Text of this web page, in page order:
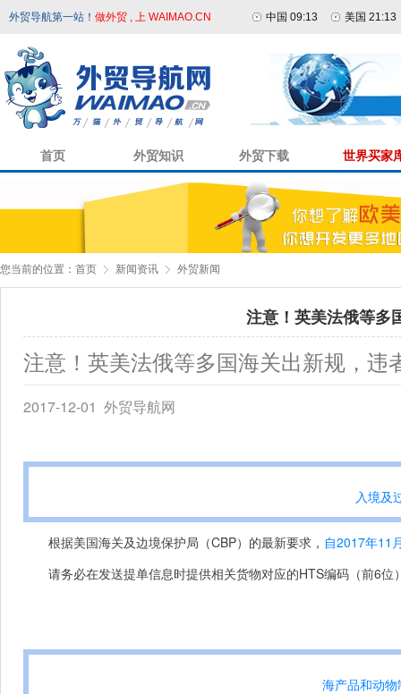
外贸导航第一站！ 做外贸 , 上 WAIMAO.CN 中国 09:13 美国 21:13
首页 外贸知识 外贸下载 世界买家
您当前的位置： 首页 新闻资讯 外贸新闻
注意！英美法俄等多
注意！英美法俄等多国海关出新规，违
2017-12-01 外贸导航网
入境及
根据美国海关及边境保护局（CBP）的最新要求， 自2017年11
请务必在发送提单信息时提供相关货物对应的HTS编码（前6
海产品和动